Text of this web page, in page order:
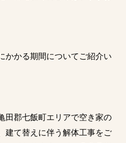
かかる期間についてご紹介い
田郡七飯町エリアで空き家の
建て替えに伴う解体工事をご